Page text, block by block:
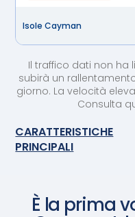
Isole Cayman
Il traffico dati non ha
subirà un
giorno. La velocità
Consulta
CARATTERISTICHE
PRINCIPALI
È la prima